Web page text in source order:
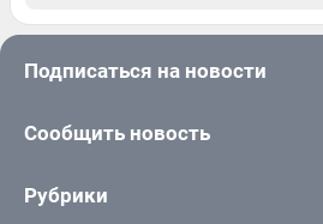
Подписаться на новости
Сообщить новость
Рубрики